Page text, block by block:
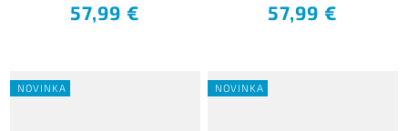
57,99 € 57,99 €
NOVINKA NOVINKA